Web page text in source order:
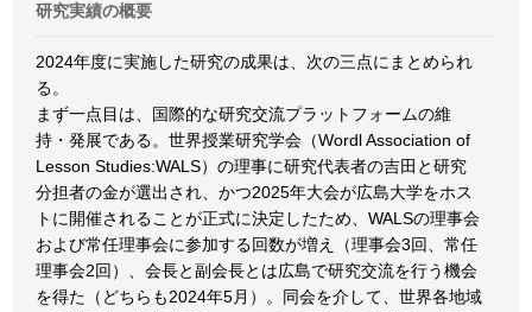
研究実績の概要
2024年度に実施した研究の成果は、次の三点にまとめられ
る。
まず一点目は、国際的な研究交流プラットフォームの維
持・発展である。世界授業研究学会（Wordl Association of
Lesson Studies:WALS）の理事に研究代表者の吉田と研究
分担者の金が選出され、かつ2025年大会が広島大学をホス
トに開催されることが正式に決定したため、WALSの理事会
および常任理事会に参加する回数が増え（理事会3回、常任
理事会2回）、会長と副会長とは広島で研究交流を行う機会
を得た（どちらも2024年5月）。同会を介して、世界各地域